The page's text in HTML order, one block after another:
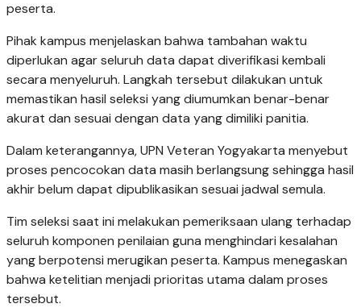
peserta.
Pihak kampus menjelaskan bahwa tambahan waktu
diperlukan agar seluruh data dapat diverifikasi kembali
secara menyeluruh. Langkah tersebut dilakukan untuk
memastikan hasil seleksi yang diumumkan benar-benar
akurat dan sesuai dengan data yang dimiliki panitia.
Dalam keterangannya, UPN Veteran Yogyakarta menyebut
proses pencocokan data masih berlangsung sehingga hasil
akhir belum dapat dipublikasikan sesuai jadwal semula.
Tim seleksi saat ini melakukan pemeriksaan ulang terhadap
seluruh komponen penilaian guna menghindari kesalahan
yang berpotensi merugikan peserta. Kampus menegaskan
bahwa ketelitian menjadi prioritas utama dalam proses
tersebut.